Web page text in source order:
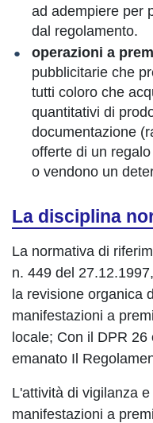
ad adempiere per
dal regolamento.
operazioni a
pubblicitarie che
tutti coloro che
quantitativi di
documentazione
offerte di un
o vendono un
La disciplina
La normativa di
n. 449 del
la revisione organica
manifestazioni a
locale; Con il DPR
emanato Il
L'attività di vigilanza
manifestazioni a